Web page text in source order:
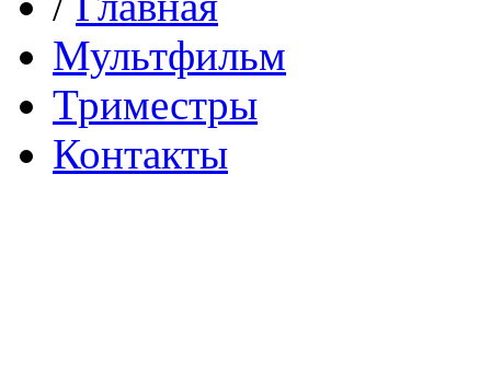
Мультфильм
Триместры
Контакты